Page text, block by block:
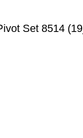
Set 8514